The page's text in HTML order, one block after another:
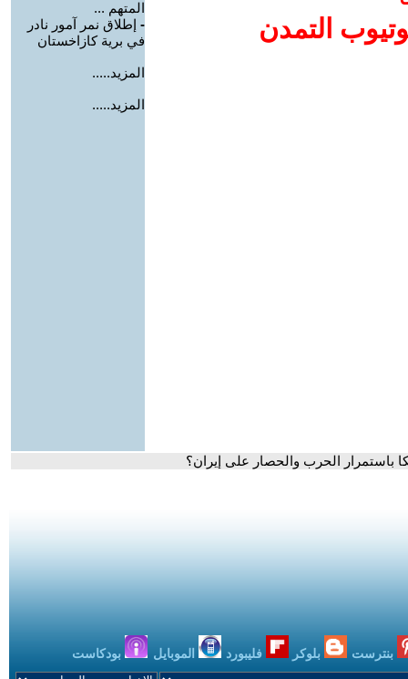
التمدن
المتهم ...
- إطلاق نمر آمور نادر
في برية كازاخستان
المزيد.....
المزيد.....
باستمرار الحرب والحصار على إيران؟
بنترست بلوكر فليبورد الموبايل بودكاست